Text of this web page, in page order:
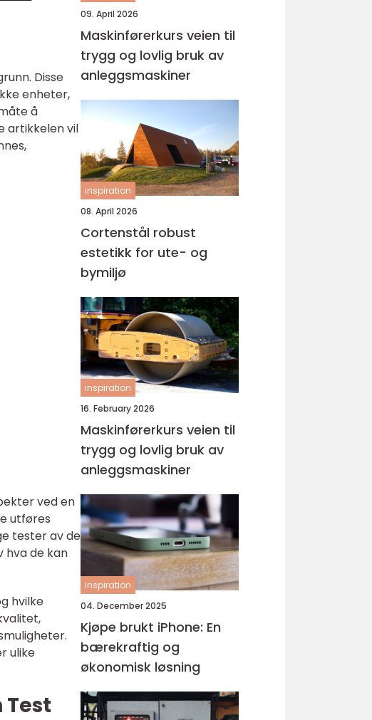
Disse
enheter,
å
artikkelen vil
ved en
utføres
tester av de
hva de kan
hvilke
ulike
09. April 2026
Maskinførerkurs veien til
trygg og lovlig bruk av
anleggsmaskiner
inspiration
08. April 2026
Cortenstål robust
estetikk for ute- og
bymiljø
inspiration
16. February 2026
Maskinførerkurs veien til
trygg og lovlig bruk av
anleggsmaskiner
inspiration
04. December 2025
Kjøpe brukt iPhone: En
bærekraftig og
økonomisk løsning